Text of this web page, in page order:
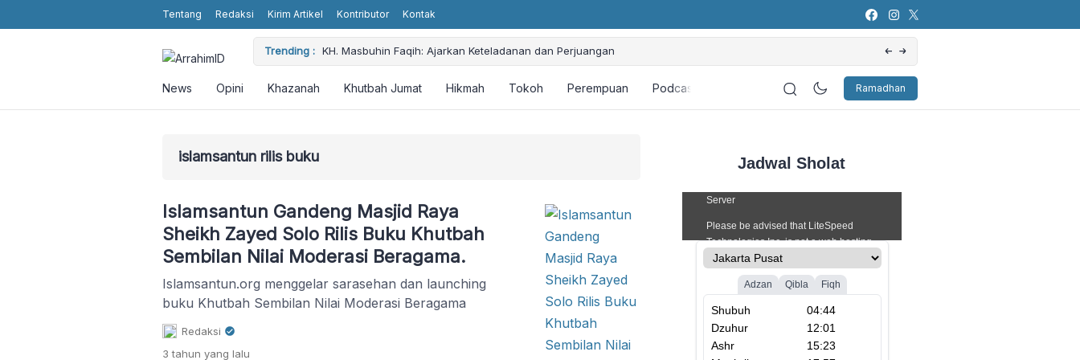
Tentang Redaksi Kirim Artikel Kontributor Kontak
Trending :
Religious Values without Religious Attributes in the Showbiz KH. Masbuhin Faqih: Ajarkan Keteladanan dan Perjuangan Artificial Intelligence (AI): Bagaimana
Ramadhan
News Opini Khazanah Khutbah Jumat Hikmah Tokoh Perempuan Podcast
islamsantun rilis buku
Islamsantun Gandeng Masjid Raya
Sheikh Zayed Solo Rilis Buku Khutbah
Sembilan Nilai Moderasi Beragama.
Islamsantun.org menggelar sarasehan dan launching
buku Khutbah Sembilan Nilai Moderasi Beragama
Redaksi
3 tahun yang lalu
Jadwal Sholat